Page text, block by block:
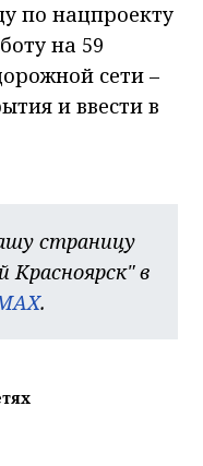
по нацпроекту
на 59
сети –
и ввести в
страницу
Красноярск" в
.